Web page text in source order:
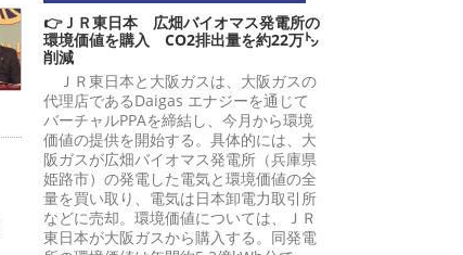
👉ＪＲ東日本 広畑バイオマス発電所の
環境価値を購入 CO2排出量を約22万㌧
削減
ＪＲ東日本と大阪ガスは、大阪ガスの
代理店であるDaigas エナジーを通じて
バーチャルPPAを締結し、今月から環境
価値の提供を開始する。具体的には、大
阪ガスが広畑バイオマス発電所（兵庫県
姫路市）の発電した電気と環境価値の全
量を買い取り、電気は日本卸電力取引所
などに売却。環境価値については、ＪＲ
東日本が大阪ガスから購入する。同発電